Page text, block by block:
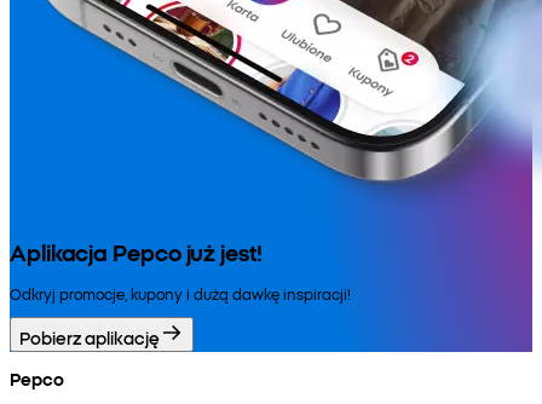
Aplikacja Pepco już jest!
Odkryj promocje, kupony i dużą dawkę inspiracji!
Pobierz aplikację
Pepco